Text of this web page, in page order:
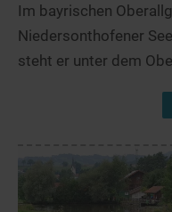
Im bayrischen
Niedersonthofener
steht er unter dem